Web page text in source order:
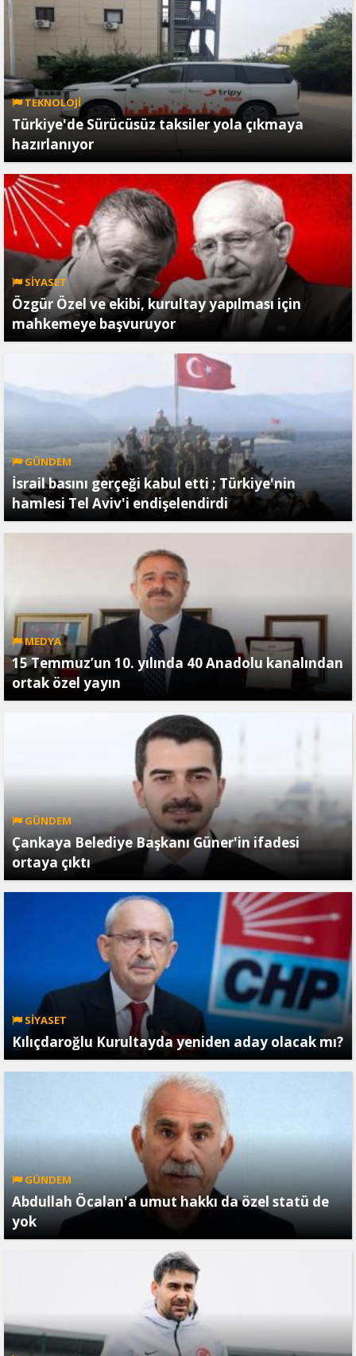
TEKNOLOJİ
Türkiye'de Sürücüsüz taksiler yola çıkmaya
hazırlanıyor
SİYASET
Özgür Özel ve ekibi, kurultay yapılması için
mahkemeye başvuruyor
GÜNDEM
İsrail basını gerçeği kabul etti ; Türkiye'nin
hamlesi Tel Aviv'i endişelendirdi
MEDYA
15 Temmuz’un 10. yılında 40 Anadolu kanalından
ortak özel yayın
GÜNDEM
Çankaya Belediye Başkanı Güner'in ifadesi
ortaya çıktı
SİYASET
Kılıçdaroğlu Kurultayda yeniden aday olacak mı?
GÜNDEM
Abdullah Öcalan'a umut hakkı da özel statü de
yok